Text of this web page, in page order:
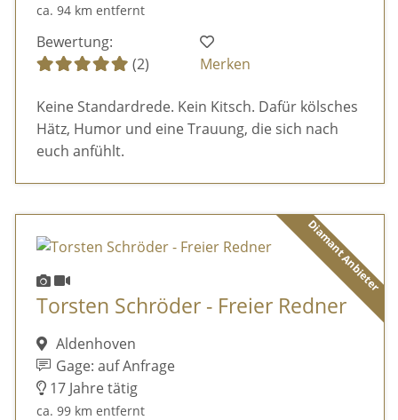
ca. 94 km entfernt
Bewertung:
(2)
Merken
Keine Standardrede. Kein Kitsch. Dafür kölsches
Hätz, Humor und eine Trauung, die sich nach
euch anfühlt.
Diamant Anbieter
Torsten Schröder - Freier Redner
Aldenhoven
Gage: auf Anfrage
17 Jahre tätig
ca. 99 km entfernt